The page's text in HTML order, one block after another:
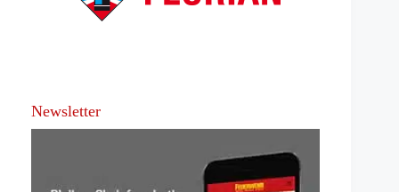
Newsletter